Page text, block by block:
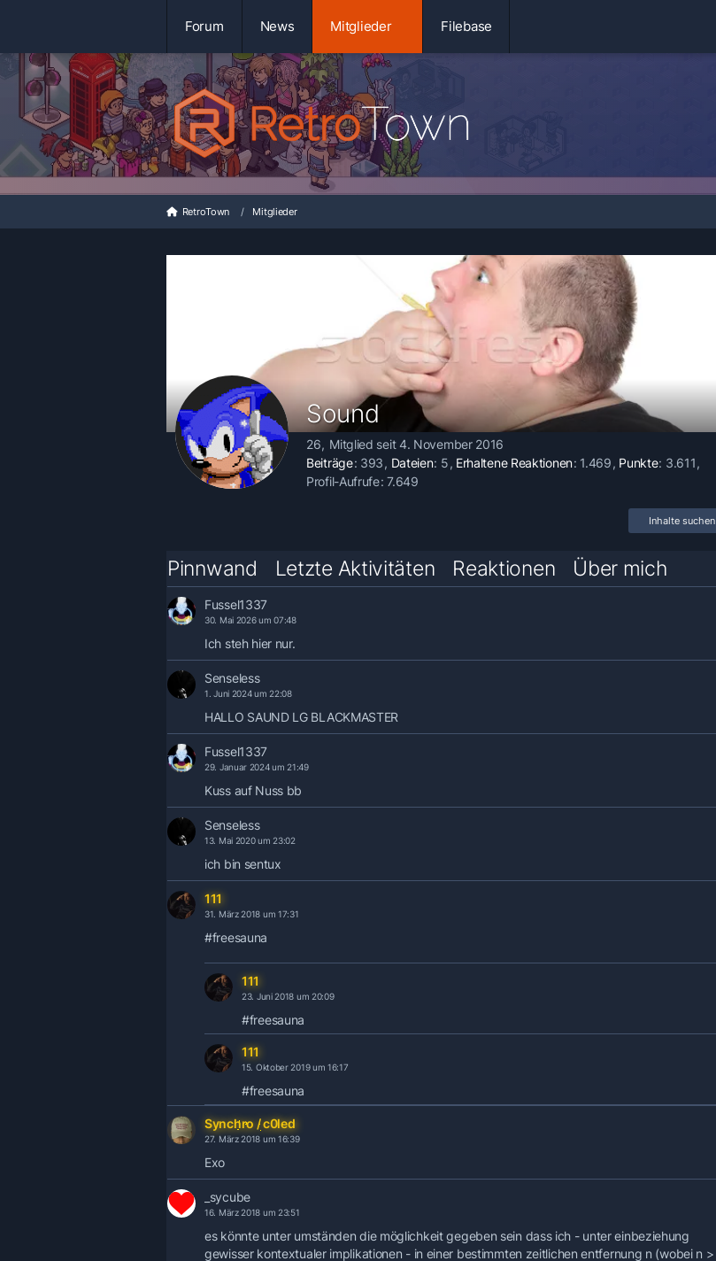
Forum News Mitglieder Filebase
RetroTown Mitglieder
Sound
26
Mitglied seit 4. November 2016
Beiträge 393 Dateien 5 Erhaltene Reaktionen 1.469 Punkte 3.611
Profil-Aufrufe 7.649
Inhalte suchen
Pinnwand Letzte Aktivitäten Reaktionen Über mich
Fussel1337
30. Mai 2026 um 07:48
Ich steh hier nur.
Senseless
1. Juni 2024 um 22:08
HALLO SAUND LG BLACKMASTER
Fussel1337
29. Januar 2024 um 21:49
Kuss auf Nuss bb
Senseless
13. Mai 2020 um 23:02
ich bin sentux
111
31. März 2018 um 17:31
#freesauna
111
23. Juni 2018 um 20:09
#freesauna
111
15. Oktober 2019 um 16:17
#freesauna
Synchro / c0led
27. März 2018 um 16:39
Exo
_sycube
16. März 2018 um 23:51
es könnte unter umständen die möglichkeit gegeben sein dass ich - unter einbeziehung
gewisser kontextualer implikationen - in einer bestimmten zeitlichen entfernung n (wobei n >